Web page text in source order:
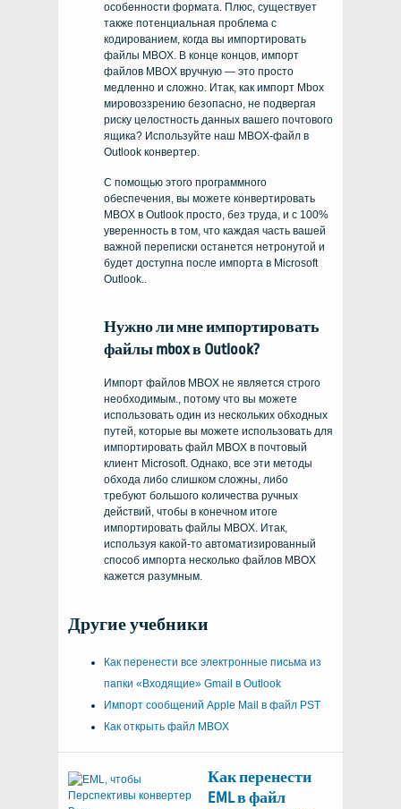
особенности формата. Плюс, существует
также потенциальная проблема с
кодированием, когда вы импортировать
файлы MBOX. В конце концов, импорт
файлов MBOX вручную — это просто
медленно и сложно. Итак, как импорт Mbox
мировоззрению безопасно, не подвергая
риску целостность данных вашего почтового
ящика? Используйте наш MBOX-файл в
Outlook конвертер.
С помощью этого программного
обеспечения, вы можете конвертировать
MBOX в Outlook просто, без труда, и с 100%
уверенность в том, что каждая часть вашей
важной переписки останется нетронутой и
будет доступна после импорта в Microsoft
Outlook..
Нужно ли мнеимпортировать
файлы mboxв Outlook?
Импорт файлов MBOX не является строго
необходимым., потому что вы можете
использовать один из нескольких обходных
путей, которые вы можете использовать для
импортировать файл MBOX в почтовый
клиент Microsoft. Однако, все эти методы
обхода либо слишком сложны, либо
требуют большого количества ручных
действий, чтобы в конечном итоге
импортировать файлы MBOX. Итак,
используя какой-то автоматизированный
способ импорта несколько файлов MBOX
кажется разумным.
Другие учебники
Как перенести все электронные письма из
папки «Входящие» Gmail в Outlook
Импорт сообщений Apple Mail в файл PST
Как открыть файл MBOX
Как перенести
EML в файл